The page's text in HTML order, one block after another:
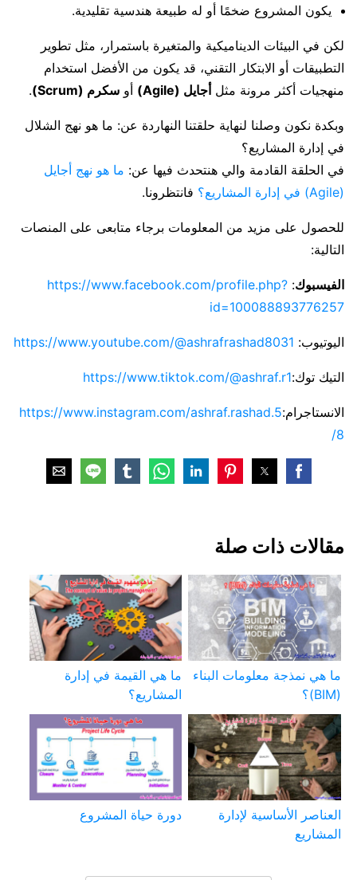
يكون المشروع ضخمًا أو له طبيعة هندسية تقليدية.
لكن في البيئات الديناميكية والمتغيرة باستمرار، مثل تطوير
التطبيقات أو الابتكار التقني، قد يكون من الأفضل استخدام
منهجيات أكثر مرونة مثلأجايل (Agile) أو سكرم (Scrum) .
وبكدة نكون وصلنا لنهاية حلقتنا النهاردة عن: ما هو نهج الشلال
في إدارة المشاريع؟
في الحلقة القادمة والي هنتحدث فيها عن: ما هو نهج أجايل
(Agile) في إدارة المشاريع؟
فانتظرونا.
للحصول على مزيد من المعلومات برجاء متابعى على المنصات
التالية:
الفيسبوك:
https://www.facebook.com/profile.php?
id=100088893776257
اليوتيوب: https://www.youtube.com/@ashrafrashad8031
التيك توك:https://www.tiktok.com/@ashraf.r1
الانستاجرام:https://www.instagram.com/ashraf.rashad.5
8/
مقالات ذات صلة
ما هي نمذجة معلومات البناء
(BIM)؟
ما هي القيمة في إدارة
المشاريع؟
العناصر الأساسية لإدارة
المشاريع
دورة حياة المشروع